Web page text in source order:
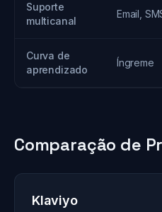
Suporte
multicanal
Email,
Curva de
aprendizado
Íngreme
Comparação de
Klaviyo